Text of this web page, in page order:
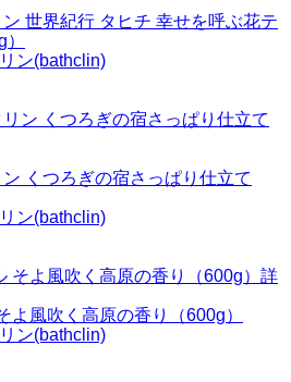
ン 世界紀行 タヒチ 幸せを呼ぶ花テ
ン(bathclin)
ン くつろぎの宿さっぱり仕立て
ン(bathclin)
詳
よ風吹く高原の香り（600g）
ン(bathclin)